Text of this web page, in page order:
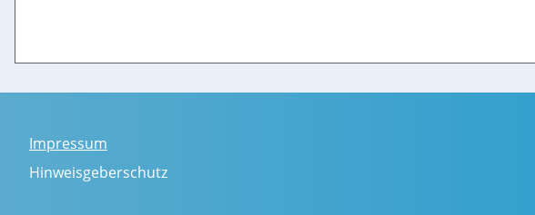
Impressum
Hinweisgeberschutz